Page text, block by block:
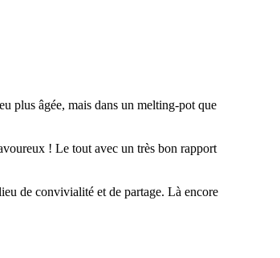
plus âgée, mais dans un melting-pot que
! Le tout avec un très bon rapport
de convivialité et de partage. Là encore